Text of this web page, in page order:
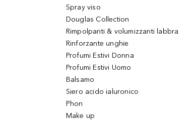
Spray viso
Douglas Collection
Rimpolpanti & volumizzanti labbra
Rinforzante unghie
Profumi Estivi Donna
Profumi Estivi Uomo
Balsamo
Siero acido ialuronico
Phon
Make up